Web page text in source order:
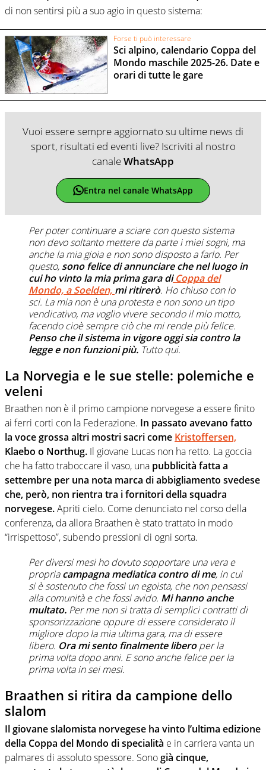
di non sentirsi più a suo agio in questo sistema:
Forse ti può interessare
Sci alpino, calendario Coppa del
Mondo maschile 2025-26. Date e
orari di tutte le gare
Vuoi essere sempre aggiornato su ultime news di
sport, risultati ed eventi live? Iscriviti al nostro
canaleWhatsApp
Entra nel canale WhatsApp
Per poter continuare a sciare con questo sistema
non devo soltanto mettere da parte i miei sogni, ma
anche la mia gioia e non sono disposto a farlo. Per
questo, sono felice di annunciare che nel luogo in
cui ho vinto la mia prima gara diCoppa del
Mondo, a Soelden, mi ritirerò. Ho chiuso con lo
sci. La mia non è una protesta e non sono un tipo
vendicativo, ma voglio vivere secondo il mio motto,
facendo cioè sempre ciò che mi rende più felice.
Penso che il sistema in vigore oggi sia contro la
legge e non funzioni più. Tutto qui.
La Norvegia e le sue stelle: polemiche e
veleni
Braathen non è il primo campione norvegese a essere finito
ai ferri corti con la Federazione. In passato avevano fatto
la voce grossa altri mostri sacri come Kristoffersen,
Klaebo o Northug. Il giovane Lucas non ha retto. La goccia
che ha fatto traboccare il vaso, una pubblicità fatta a
settembre per una nota marca di abbigliamento svedese
che, però, non rientra tra i fornitori della squadra
norvegese.Apriti cielo. Come denunciato nel corso della
conferenza, da allora Braathen è stato trattato in modo
“irrispettoso”, subendo pressioni di ogni sorta.
Per diversi mesi ho dovuto sopportare una vera e
propriacampagna mediatica contro di me, in cui
si è sostenuto che fossi un egoista, che non pensassi
alla comunità e che fossi avido. Mi hanno anche
multato. Per me non si tratta di semplici contratti di
sponsorizzazione oppure di essere considerato il
migliore dopo la mia ultima gara, ma di essere
libero. Ora mi sento finalmente liberoper la
prima volta dopo anni. E sono anche felice per la
prima volta in sei mesi.
Braathen si ritira da campione dello
slalom
Il giovane slalomista norvegese ha vinto l’ultima edizione
della Coppa del Mondo di specialità e in carriera vanta un
palmares di assoluto spessore. Sonogià cinque,